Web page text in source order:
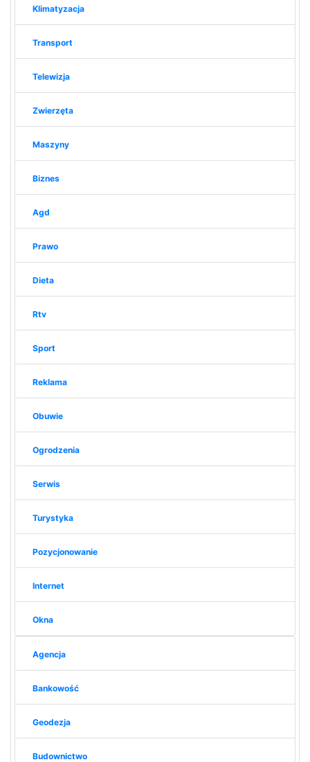
Klimatyzacja
Transport
Telewizja
Zwierzęta
Maszyny
Biznes
Agd
Prawo
Dieta
Rtv
Sport
Reklama
Obuwie
Ogrodzenia
Serwis
Turystyka
Pozycjonowanie
Internet
Okna
Agencja
Bankowość
Geodezja
Budownictwo